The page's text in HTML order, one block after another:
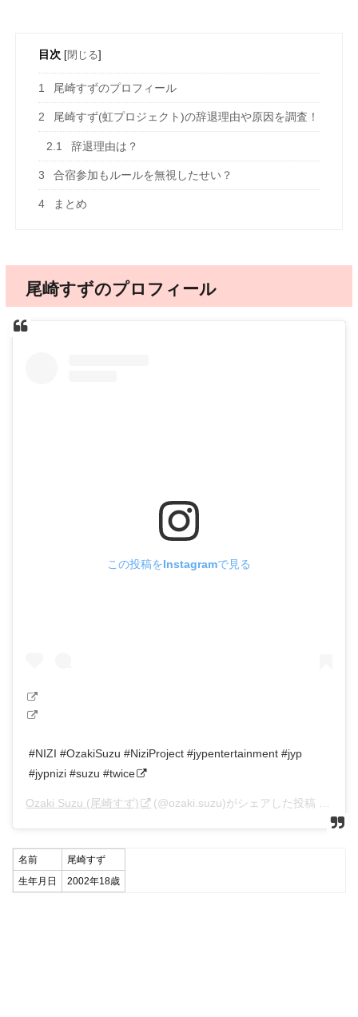
目次 [閉じる]
1 尾崎すずのプロフィール
2 尾崎すず(虹プロジェクト)の辞退理由や原因を調査！
2.1 辞退理由は？
3 合宿参加もルールを無視したせい？
4 まとめ
尾崎すずのプロフィール
この投稿をInstagramで見る
#NIZI #OzakiSuzu #NiziProject #jypentertainment #jyp
#jypnizi #suzu #twice
Ozaki Suzu (尾崎すず) (@ozaki.suzu)がシェアした投稿 –
名前
尾崎すず
生年月日
2002年18歳